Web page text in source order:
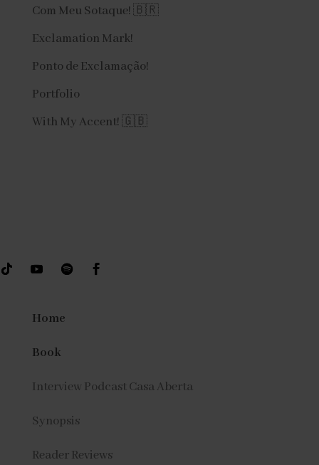
Com Meu Sotaque! 🇧🇷
Exclamation Mark!
Ponto de Exclamação!
Portfolio
With My Accent! 🇬🇧
Home
Book
Interview Podcast Casa Aberta
Synopsis
Reader Reviews